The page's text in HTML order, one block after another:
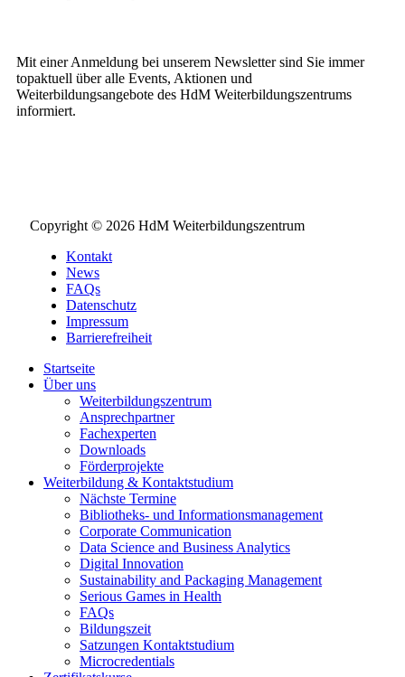
Mit einer Anmeldung bei unserem Newsletter sind Sie immer
topaktuell über alle Events, Aktionen und
Weiterbildungsangebote des HdM Weiterbildungszentrums
informiert.
Copyright © 2026 HdM Weiterbildungszentrum
Kontakt
News
FAQs
Datenschutz
Impressum
Barrierefreiheit
Startseite
Über uns
Weiterbildungszentrum
Ansprechpartner
Fachexperten
Downloads
Förderprojekte
Weiterbildung & Kontaktstudium
Nächste Termine
Bibliotheks- und Informationsmanagement
Corporate Communication
Data Science and Business Analytics
Digital Innovation
Sustainability and Packaging Management
Serious Games in Health
FAQs
Bildungszeit
Satzungen Kontaktstudium
Microcredentials